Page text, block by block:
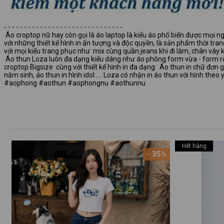
- - - - - - - - - - - - - - - - - - - - - - - - - - - - - -
Áo croptop nữ hay còn gọi là áo laptop là kiểu áo phổ biến được mọi
với những thiết kế hình in ấn tượng và độc quyền, là sản phẩm thời
với mọi kiểu trang phục như mix cùng quần jeans khi đi làm, chân váy
Áo thun Loza luôn đa dạng kiểu dáng như áo phông form vừa -
croptop Bigsize cùng với thiết kế hình in đa dạng: Áo thun in chữ đơn
năm sinh, áo thun in hình idol …. Loza có nhận in áo thun với hình
#aophong #aothun #aophongnu #aothunnu
- 35%
Hết hàng